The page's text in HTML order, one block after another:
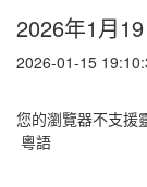
2026年1月19
2026-01-15
您的瀏覽器不支援
粵語